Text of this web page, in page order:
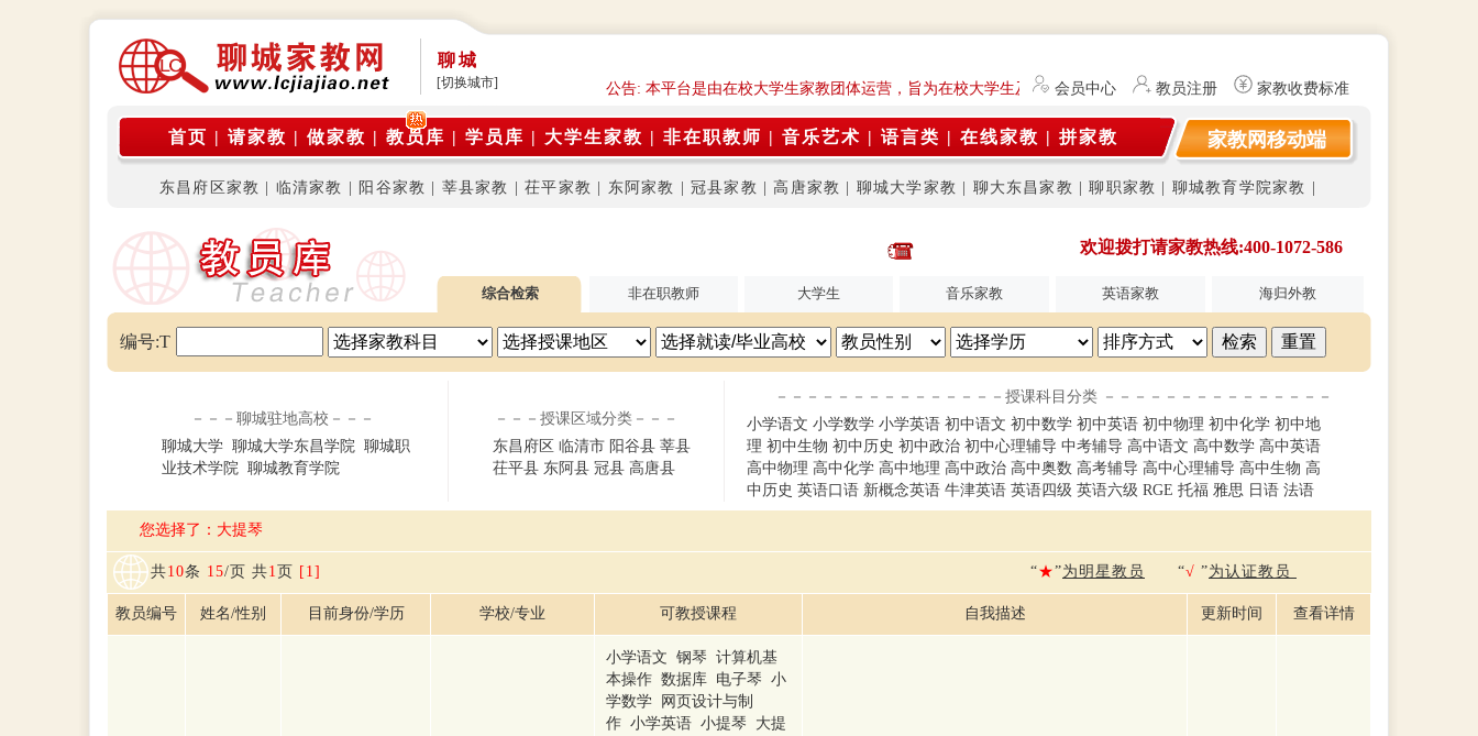
聊城
[切换城市] 公告: 本平台是由在校大学生家教团体运营，旨为在校大学生及研究生（持有教师资格证）提供勤工俭学、社会实践兼职信息的
会员中心 教员注册 家教收费标准
首页 | 请家教 | 做家教 | 教员库 | 学员库 | 大学生家教 | 非在职教师 | 音乐艺术 | 语言类 | 在线家教 | 拼家教 家教网移动端
东昌府区家教 临清家教 阳谷家教 莘县家教 |茌平家教 东阿家教 冠县家教 高唐家教 聊城大学家教 聊大东昌家教 |聊职家教 聊城教育学院家教
欢迎拨打请家教热线:400-1072-586
综合检索 非在职教师 大学生 音乐家教 英语家教 海归外教
编号:T
－－－聊城驻地高校－－－
聊城大学 聊城大学东昌学院 聊城职
业技术学院 聊城教育学院
－－－授课区域分类－－－
东昌府区 临清市 阳谷县 莘县
茌平县 东阿县 冠县 高唐县
－－－－－－－－－－－－－－－授课科目分类 －－－－－－－－－－－－－－－
小学语文 小学数学 小学英语 初中语文 初中数学 初中英语 初中物理 初中化学 初中地
理 初中生物 初中历史 初中政治 初中心理辅导 中考辅导 高中语文 高中数学 高中英语
高中物理 高中化学 高中地理 高中政治 高中奥数 高考辅导 高中心理辅导 高中生物 高
中历史 英语口语 新概念英语 牛津英语 英语四级 英语六级 RGE 托福 雅思 日语 法语
您选择了：大提琴
共10条 15/页 共1 页 [1] “★”为明星教员 “√ ”为认证教员
教员编号 姓名/性别 目前身份/学历 学校/专业 可教授课程 自我描述 更新时间 查看详情
小学语文 钢琴 计算机基
本操作 数据库 电子琴 小
学数学 网页设计与制
作 小学英语 小提琴 大提